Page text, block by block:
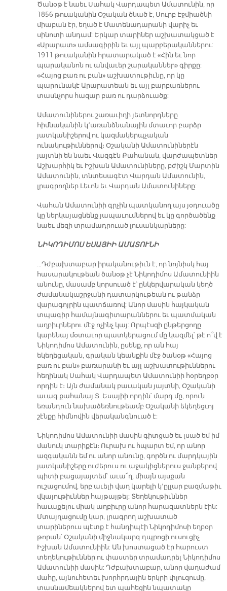
Ծանօթ է նաեւ Սահակ Վարդապետ Ամատունին, որ
1856 թուականին Օշական ծնած է, Սուրբ Էջմիածնի
միաբան էր, եղած է Մատենադարանի վարիչ եւ
սինոտի անդամ: Երկար տարիներ աշխատակցած է
«Արարատ» ամսագիրին եւ այլ պարբերականներու:
1911 թուականին հրատարակած է «Հին եւ նոր
պարականոն ու անվաւեր շարականներ» գիրքը:
«Հայոց բառ ու բան» աշխատութիւնը, որ կը
պարունակէ Արարատեան եւ այլ բարբառներու
տասնչորս հազար բառ ու դարձուածք:
Ամատունիներու շառաւիղի յետնորդները
հիմնականին կ՚առանձնանային մտաւոր բարձր
յատկանիշերով ու կազմակերպչական
ունակութիւններով։ Օշականի Ամատունիներէն
յայտնի են նաեւ Վազգէն Քահանան, վարժապետներ
Աշխարհիկ եւ Իշխան Ամատունիները, բժիշկ Մարտին
Ամատունին, տնտեսագէտ Վարդան Ամատունին,
լրագրողներ Լեւոն եւ Վարդան Ամատունիները:
Վահան Ամատունիի գրչին պատկանող այս յօդուածը
կը ներկայացնենք յապաւումներով եւ կը գործածենք
նաեւ մեզի տրամադրուած լուսանկարները:
ՆԻԿՈԴԻՄՈՍ ԵՍԱՅԻԻ ԱՄԱՏՈՒՆԻ
…Դժբախտաբար իրականութիւն է, որ նոյնիսկ հայ
հասարակութեան ծանօթ չէ Նիկոդիմոս Ամատունիին
անունը, մասամբ կորսուած է՝ ընկերվարական կեղծ
ժամանակաշրջանի դատարկութեան ու թանձր
վարագոյրին պատճառով: Անոր մասին հայկական
տպագիր համայնագիտարաններու եւ պատմական
աղբիւրներու մէջ ոչինչ կայ: Որպէսզի ընթերցողը
կարենայ մօտաւոր պատկերացում մը կազմել՝ թէ ո՞վ է
Նիկոդիմոս Ամատունին, ըսենք, որ ան հայ
եկեղեցական, գրական կեանքին մէջ ծանօթ «Հայոց
բառ ու բան» բառարանի եւ այլ աշխատութիւններու
հեղինակ Սահակ Վարդապետ Ամատունիի հօրեղբօր
որդին է։ Այն ժամանակ բաւական յայտնի, Օշականի
աւագ քահանայ Տ. Եսայիի որդին՝ մարդ մը, որուն
եռանդուն նախաձեռնութեամբ Օշականի եկեղեցւոյ
շէնքը հիմնովին վերականգնուած է:
Նիկոդիմոս Ամատունիի մասին գիտցած եւ լսած եմ իմ
մանուկ տարիքէն։ Ուրախ ու հպարտ եմ, որ անոր
ազգականն եմ ու անոր անունը, գործն ու մարդկային
յատկանիշերը ուժերուս ու աջակիցներուս ջանքերով
պիտի բացայայտեմ՝ աւա՜ղ, միայն այսքան
ուշացումով, երբ աւելի վաղ կարելի կ՚ըլլար բազմաթիւ
վկայութիւններ հայթայթել: Տեղեկութիւններ
հաւաքելու միակ աղբիւրը անոր հարազատներն էին:
Մտայղացումը կար, լրագրող աշխատած
տարիներուս պէտք է հանդիպէի Նիկոդիմոսի եղբօր
թորան՝ Օշականի միջնակարգ դպրոցի ուսուցիչ
Իշխան Ամատունիին: Ան խոստացած էր հարուստ
տեղեկութիւններ ու փաստեր տրամադրել Նիկոդիմոս
Ամատունիի մասին: Դժբախտաբար, անոր վաղաժամ
մահը, այնուհետեւ խորհրդային երկրի փլուզումը,
տասնամեակներով ետ պահեցին նպատակը